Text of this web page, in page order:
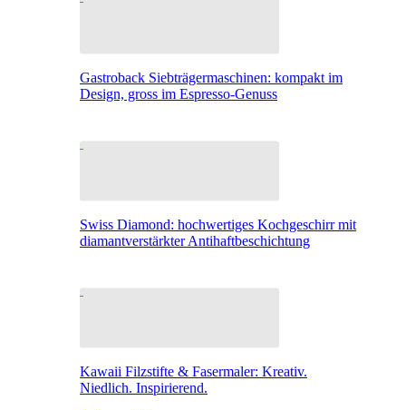
Gastroback Siebträgermaschinen: kompakt im
Design, gross im Espresso-Genuss
Swiss Diamond: hochwertiges Kochgeschirr mit
diamantverstärkter Antihaftbeschichtung
Kawaii Filzstifte & Fasermaler: Kreativ.
Niedlich. Inspirierend.